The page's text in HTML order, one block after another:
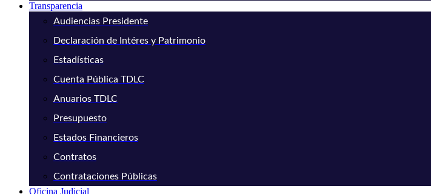
Transparencia
Audiencias Presidente
Declaración de Intéres y Patrimonio
Estadísticas
Cuenta Pública TDLC
Anuarios TDLC
Presupuesto
Estados Financieros
Contratos
Contrataciones Públicas
Oficina Judicial